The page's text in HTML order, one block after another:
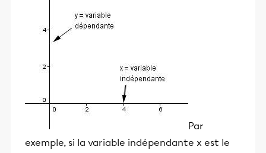
Par
exemple, si la variable indépendante x est le